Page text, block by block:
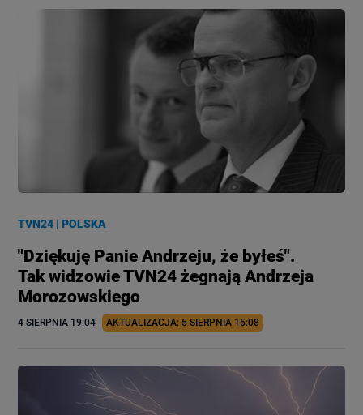
TVN24 |POLSKA
"Dziękuję Panie Andrzeju, że byłeś".
Tak widzowie TVN24 żegnają Andrzeja
Morozowskiego
4 SIERPNIA 19:04 AKTUALIZACJA: 5 SIERPNIA 15:08